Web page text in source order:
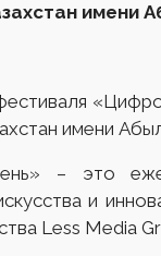
имени
имени
– это
и
Less Media